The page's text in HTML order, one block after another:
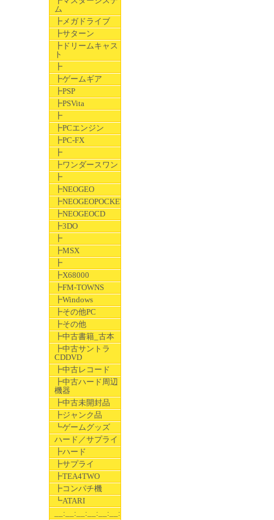
ム
┣メガドライブ
┣サターン
┣ドリームキャス
ト
┣
┣ゲームギア
┣PSP
┣PSVita
┣
┣PCエンジン
┣PC-FX
┣
┣ワンダースワン
┣
┣NEOGEO
┣NEOGEOPOCKET
┣NEOGEOCD
┣3DO
┣
┣MSX
┣
┣X68000
┣FM-TOWNS
┣Windows
┣その他PC
┣その他
┣中古書籍_古本
┣中古サントラ
CDDVD
┣中古レコード
┣中古ハード周辺
機器
┣中古未開封品
┣ジャンク品
┗ゲームグッズ
ハード／サプライ
┣ハード
┣サプライ
┣TEA4TWO
┣コンパチ機
┗ATARI
__:__:__:__:__:__:__